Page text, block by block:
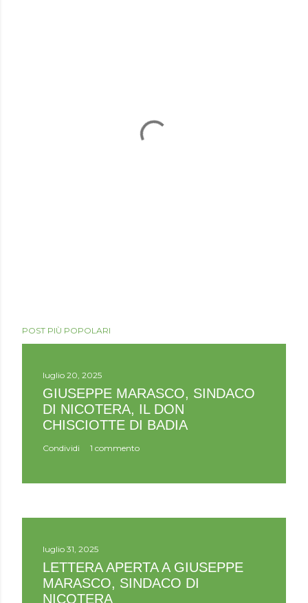
POST PIÙ POPOLARI
luglio 20, 2025
GIUSEPPE MARASCO, SINDACO
DI NICOTERA, IL DON
CHISCIOTTE DI BADIA
Condividi 1 commento
luglio 31, 2025
LETTERA APERTA A GIUSEPPE
MARASCO, SINDACO DI
NICOTERA